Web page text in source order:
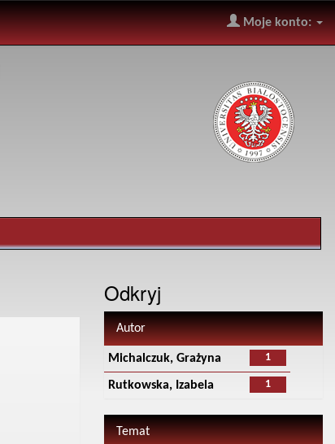
Moje konto:
Odkryj
Autor
1
Michalczuk, Grażyna
1
Rutkowska, Izabela
Temat